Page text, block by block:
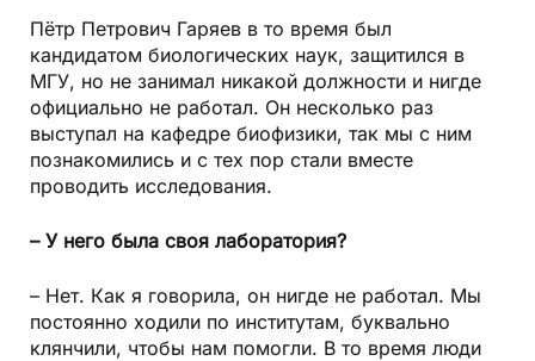
Пётр Петрович Гаряев в то время был
кандидатом биологических наук, защитился в
МГУ, но не занимал никакой должности и нигде
официально не работал. Он несколько раз
выступал на кафедре биофизики, так мы с ним
познакомились и с тех пор стали вместе
проводить исследования.
– У него была своя лаборатория?
– Нет. Как я говорила, он нигде не работал. Мы
постоянно ходили по институтам, буквально
клянчили, чтобы нам помогли. В то время люди